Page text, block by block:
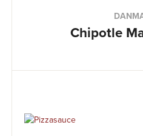
Chipotle